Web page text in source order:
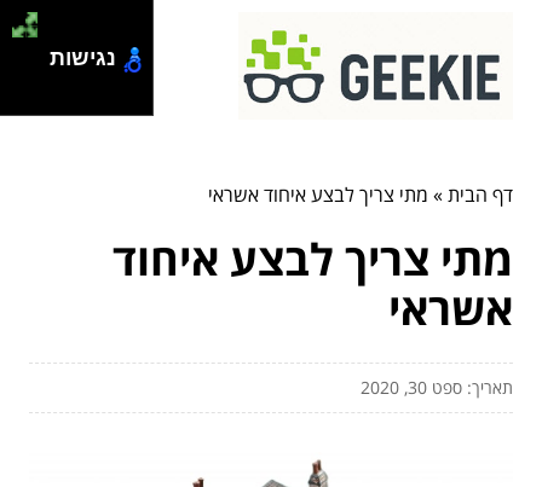
דף הבית» מתי צריך לבצע איחוד אשראי
מתי צריך לבצע איחוד
אשראי
תאריך: ספט 30, 2020
נגישות